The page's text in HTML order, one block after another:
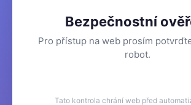
Bezpečnostní
Pro přístup na web prosím
robot.
Tato kontrola chrání web před